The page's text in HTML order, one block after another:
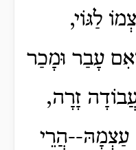
לַגּוֹי,
עָבַר וּמָכַר
זָרָה,
עַצְמָהּ--הֲרֵי